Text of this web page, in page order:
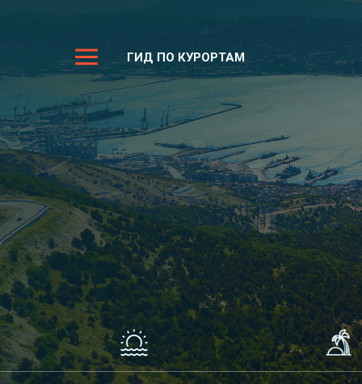
ГИД ПО КУРОРТАМ